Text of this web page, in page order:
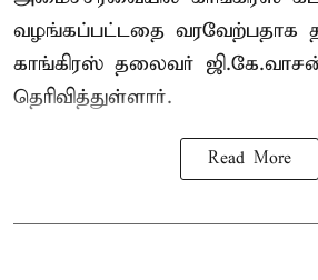
வழங்கப்பட்டதை வரவேற்பதாக
காங்கிரஸ் தலைவர்
தெரிவித்துள்ளார்.
Read More